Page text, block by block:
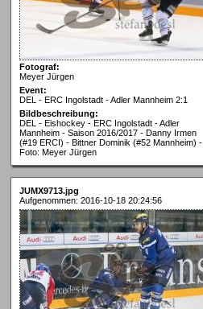
Fotograf:
Meyer Jürgen
Event:
DEL - ERC Ingolstadt - Adler Mannheim 2:1
Bildbeschreibung:
DEL - Eishockey - ERC Ingolstadt - Adler
Mannheim - Saison 2016/2017 - Danny Irmen
(#19 ERCI) - Bittner Dominik (#52 Mannheim) -
Foto: Meyer Jürgen
JUMX9713.jpg
Aufgenommen: 2016-10-18 20:24:56